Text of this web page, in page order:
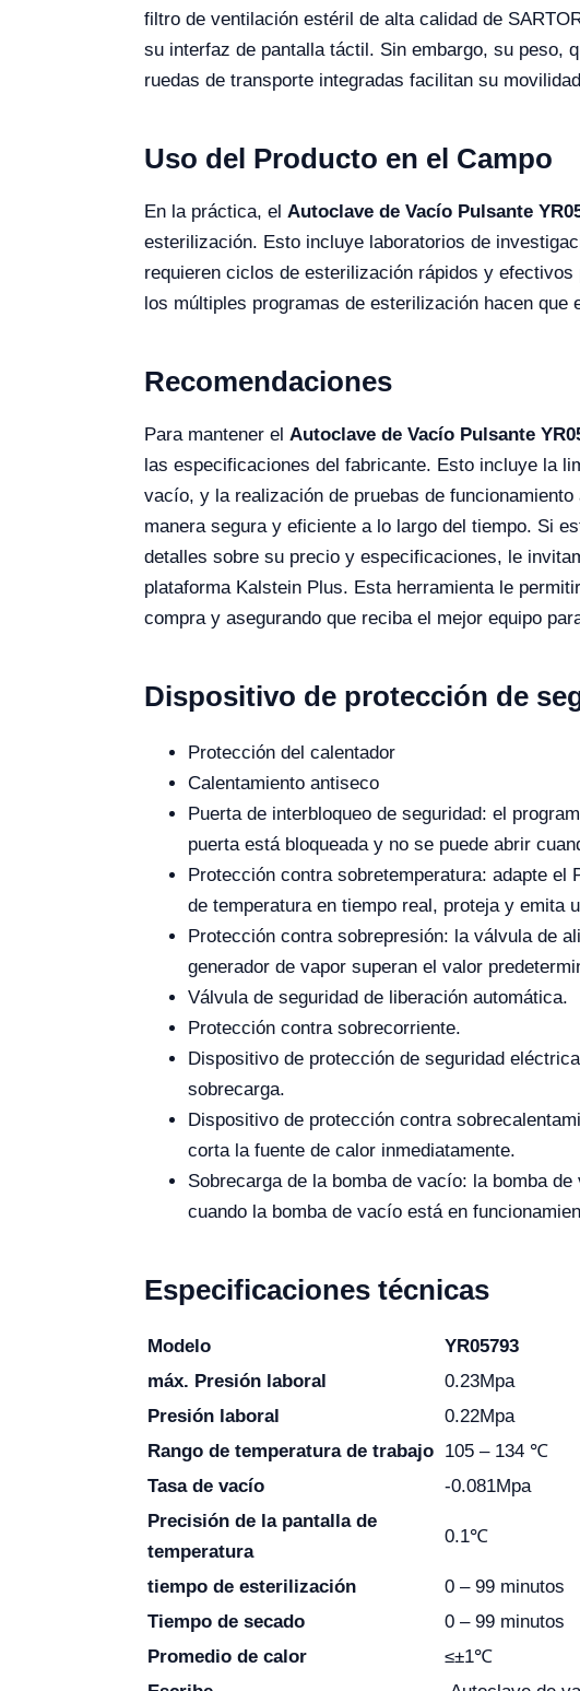
filtro de ventilación estéril de alta calidad de
su interfaz de pantalla táctil. Sin embargo, su peso,
ruedas de transporte integradas facilitan su
Uso del Producto en el Campo
En la práctica, el Autoclave de Vacío Pulsante
esterilización. Esto incluye laboratorios de
requieren ciclos de esterilización rápidos y
los múltiples programas de esterilización hacen
Recomendaciones
Para mantener el Autoclave de Vacío Pulsante
las especificaciones del fabricante. Esto incluye la
vacío, y la realización de pruebas de
manera segura y eficiente a lo largo del tiempo. Si
detalles sobre su precio y especificaciones, le
plataforma Kalstein Plus. Esta herramienta le
compra y asegurando que reciba el mejor equipo
Dispositivo de protección de
Protección del calentador
Calentamiento antiseco
Puerta de interbloqueo de seguridad: el
puerta está bloqueada y no se puede abrir
Protección contra sobretemperatura: adapte el
de temperatura en tiempo real, proteja y emita
Protección contra sobrepresión: la válvula de
generador de vapor superan el valor
Válvula de seguridad de liberación automática.
Protección contra sobrecorriente.
Dispositivo de protección de seguridad
sobrecarga.
Dispositivo de protección contra
corta la fuente de calor inmediatamente.
Sobrecarga de la bomba de vacío: la bomba
cuando la bomba de vacío está en
Especificaciones técnicas
Modelo
YR05793
máx. Presión laboral
0.23Mpa
Presión laboral
0.22Mpa
Rango de temperatura de trabajo 105 – 134 ℃
Tasa de vacío
-0.081Mpa
Precisión de la pantalla de
temperatura
0.1℃
tiempo de esterilización
0 – 99 minutos
Tiempo de secado
0 – 99 minutos
Promedio de calor
≤±1℃